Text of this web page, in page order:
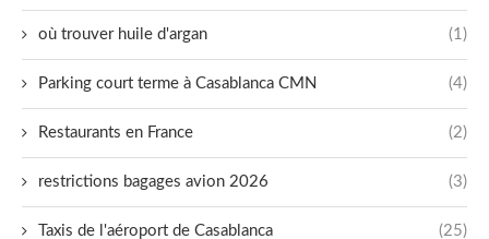
où trouver huile d'argan (1)
Parking court terme à Casablanca CMN (4)
Restaurants en France (2)
restrictions bagages avion 2026 (3)
Taxis de l'aéroport de Casablanca (25)